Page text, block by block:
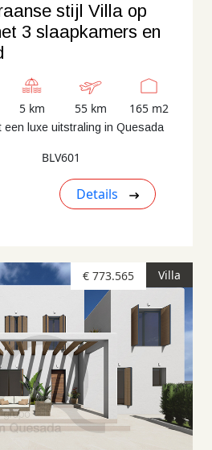
stijl Villa op
3 slaapkamers en
5 km 55 km 165 m2
een luxe uitstraling in Quesada
BLV601
Details
Villa
€ 773.565